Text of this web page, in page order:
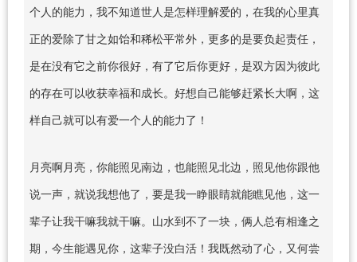
个人的能力，我不知道世人是怎样理解爱的，在我的心里真
正的爱除了甘之如饴和稀松平常外，更多的是要负起责任，
是在没有它之前你很好，有了它后你更好，是双方因为彼此
的存在可以收获幸福和成长。好想自己能够赶紧长大啊，这
样自己就可以有爱一个人的能力了！
月亮啊月亮，你能照见南边，也能照见北边，照见他你跟他
说一声，就说我想他了，要是我一睁眼睛就能瞧见他，这一
辈子让我干嘛我就干嘛。山水到不了一块，俩人总有相逢之
期，今生能遇见你，这辈子没白活！我既然动了心，又何尝